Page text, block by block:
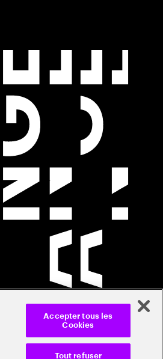
Tout refuser
Accepter tous les
Cookies